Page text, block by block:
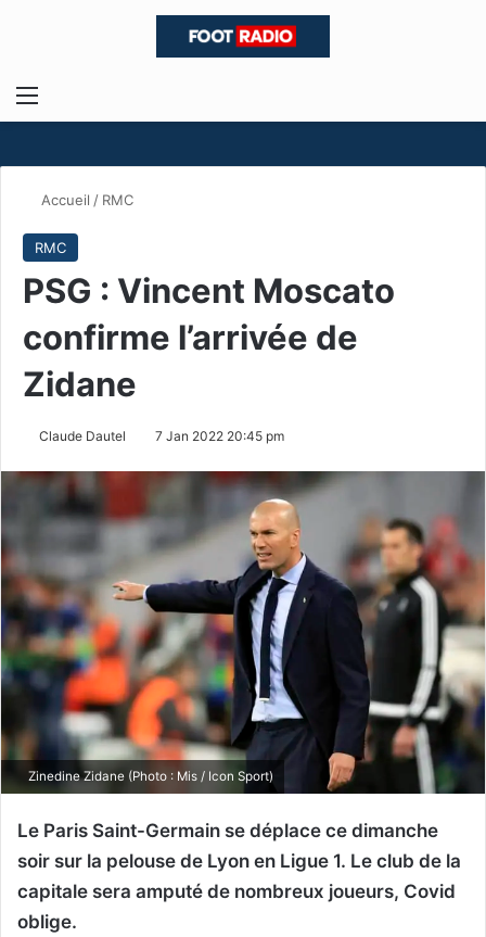
Menu
Accueil / RMC
RMC
PSG : Vincent Moscato
confirme l’arrivée de
Zidane
Claude Dautel 7 Jan 2022 20:45 pm
Zinedine Zidane (Photo : Mis / Icon Sport)
Le Paris Saint-Germain se déplace ce dimanche
soir sur la pelouse de Lyon en Ligue 1. Le club de la
capitale sera amputé de nombreux joueurs, Covid
oblige.